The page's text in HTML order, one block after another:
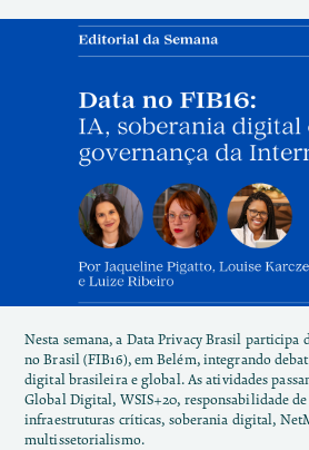
Nesta semana, a Data Privacy Brasil participa
no Brasil (FIB16), em Belém, integrando
digital brasileira e global. As atividades
Global Digital, WSIS+20, responsabilidade
infraestruturas críticas, soberania digital,
multissetorialismo.